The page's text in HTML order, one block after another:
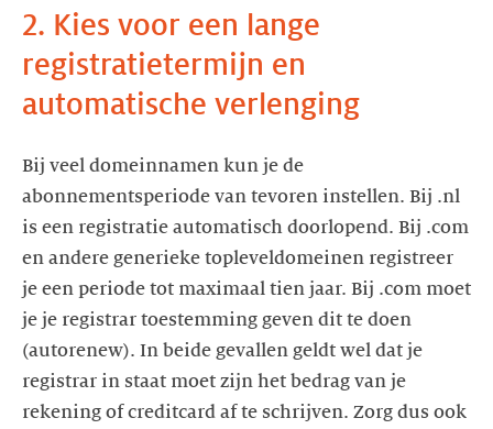
2. Kies voor een lange
registratietermijn en
automatische verlenging
Bij veel domeinnamen kun je de
abonnementsperiode van tevoren instellen. Bij .nl
is een registratie automatisch doorlopend. Bij .com
en andere generieke topleveldomeinen registreer
je een periode tot maximaal tien jaar. Bij .com moet
je je registrar toestemming geven dit te doen
(autorenew). In beide gevallen geldt wel dat je
registrar in staat moet zijn het bedrag van je
rekening of creditcard af te schrijven. Zorg dus ook